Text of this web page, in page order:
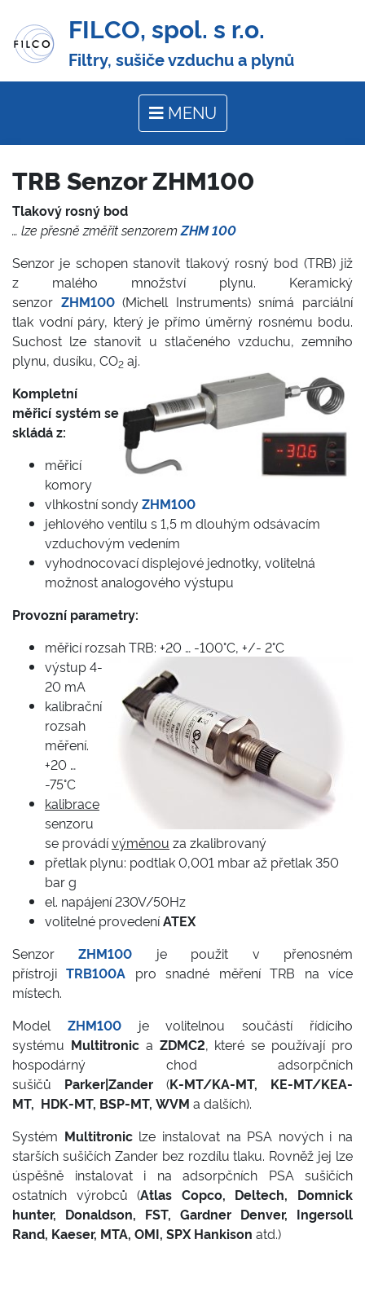
FILCO, spol. s r.o.
Filtry, sušiče vzduchu a plynů
MENU
TRB Senzor ZHM100
Tlakový rosný bod
… lze přesně změřit senzoremZHM 100
Senzor je schopen stanovit tlakový rosný bod (TRB) již
z malého množství plynu. Keramický
senzor ZHM100(Michell Instruments) snímá parciální
tlak vodní páry, který je přímo úměrný rosnému bodu.
Suchost lze stanovit u stlačeného vzduchu, zemního
plynu, dusíku, CO2 aj.
Kompletní
měřicí systém se
skládá z:
měřicí
komory
vlhkostní sondyZHM100
jehlového ventilu s 1,5 m dlouhým odsávacím
vzduchovým vedením
vyhodnocovací displejové jednotky, volitelná
možnost analogového výstupu
Provozní parametry:
měřicí rozsah TRB: +20 … -100°C, +/- 2°C
výstup 4-
20 mA
kalibrační
rozsah
měření.
+20 …
-75°C
kalibrace
senzoru
se provádívýměnou za zkalibrovaný
přetlak plynu: podtlak 0,001 mbar až přetlak 350
bar g
el. napájení 230V/50Hz
volitelné provedeníATEX
SenzorZHM100 je použit v přenosném
přístrojiTRB100A pro snadné měření TRB na více
místech.
Model ZHM100je volitelnou součástí řídícího
systému Multitronic a ZDMC2, které se používají pro
hospodárný chod adsorpčních
sušičů Parker|Zander (K-MT/KA-MT, KE-MT/KEA-
MT, HDK-MT, BSP-MT, WVM a dalších).
Systém Multitroniclze instalovat na PSA nových i na
starších sušičích Zander bez rozdílu tlaku. Rovněž jej lze
úspěšně instalovat i na adsorpčních PSA sušičích
ostatních výrobců (Atlas Copco, Deltech, Domnick
hunter, Donaldson, FST, Gardner Denver, Ingersoll
Rand, Kaeser, MTA, OMI, SPX Hankison atd.)